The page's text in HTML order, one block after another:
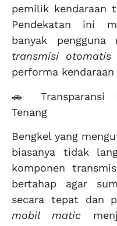
pemilik kendaraan
Pendekatan ini
banyak
transmisi otomatis
performa
🚗 Transparansi
Tenang
Bengkel yang
biasanya tidak
komponen
bertahap agar
secara tepat dan
mobil matic